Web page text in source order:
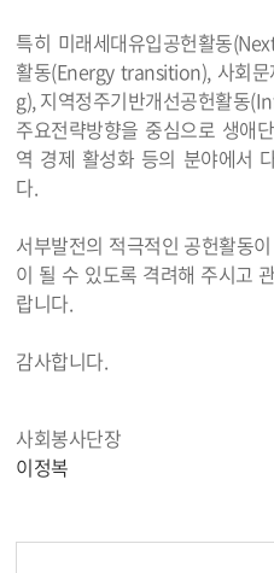
특히 미래세대유입공헌활동
활동(Energy transition), 사회
g), 지역정주기반개선공헌활동
주요전략방향을 중심으로 생애
역 경제 활성화 등의 분야에서
다.
서부발전의 적극적인 공헌활동
이 될 수 있도록 격려해 주시고
랍니다.
감사합니다.
사회봉사단장
이정복